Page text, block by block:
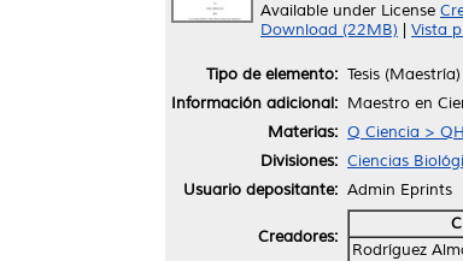
Available under License
Download (22MB)
Vista
Tipo de elemento: Tesis (Maestría)
Información adicional: Maestro en
Materias: Q Ciencia >
Divisiones: Ciencias
Usuario depositante: Admin Eprints
Creadores:
Rodríguez